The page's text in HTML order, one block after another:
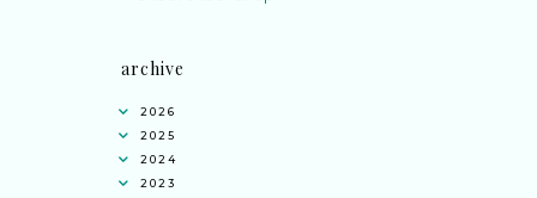
archive
2026
2025
2024
2023